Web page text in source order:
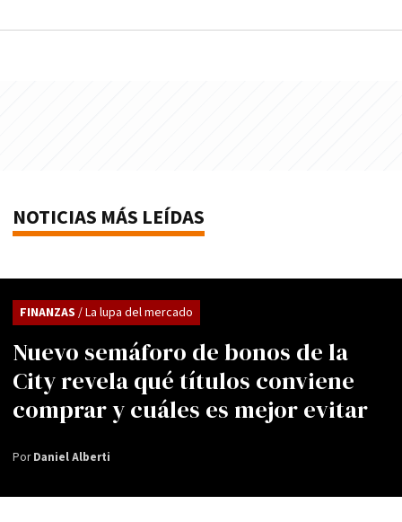
NOTICIAS MÁS LEÍDAS
Nuevo semáforo de bonos de la
City revela qué títulos conviene
comprar y cuáles es mejor evitar
FINANZAS / La lupa del mercado
PorDaniel Alberti